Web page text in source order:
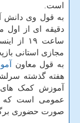
است.
ساعت
مجازی استانی
به قول معاون
آموزش کمک های
صورت حضوری